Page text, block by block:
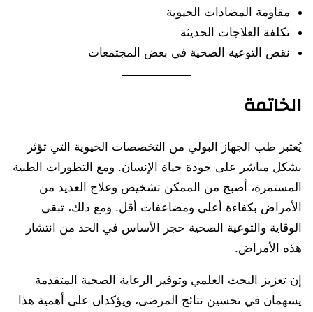
مقاومة المضادات الحيوية
تكلفة العلاجات الحديثة
نقص التوعية الصحية في بعض المجتمعات
الخاتمة
يُعتبر طب الجهاز البولي من التخصصات الحيوية التي تؤثر
بشكل مباشر على جودة حياة الإنسان. ومع التطورات الطبية
المستمرة، أصبح من الممكن تشخيص وعلاج العديد من
الأمراض بكفاءة أعلى ومضاعفات أقل. ومع ذلك، تبقى
الوقاية والتوعية الصحية حجر الأساس في الحد من انتشار
هذه الأمراض.
إن تعزيز البحث العلمي وتوفير الرعاية الصحية المتقدمة
يسهمان في تحسين نتائج المرضى، ويؤكدان على أهمية هذا